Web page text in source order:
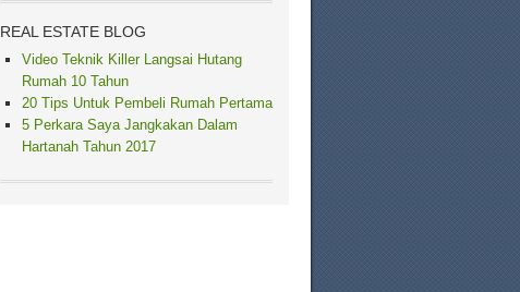
REAL ESTATE BLOG
Video Teknik Killer Langsai Hutang
Rumah 10 Tahun
20 Tips Untuk Pembeli Rumah Pertama
5 Perkara Saya Jangkakan Dalam
Hartanah Tahun 2017